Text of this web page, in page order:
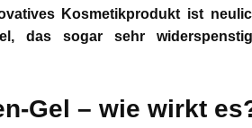
Kosmetikprodukt ist
das sogar sehr
Gel – wie wirkt